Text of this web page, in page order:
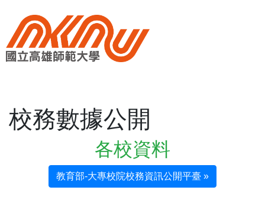
校務數據公開
各校資料
教育部-大專校院校務資訊公開平臺 »